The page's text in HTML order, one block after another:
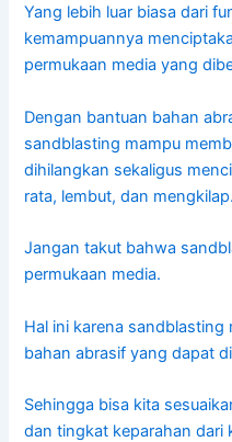
Yang lebih luar biasa dari
kemampuannya
permukaan media yang
Dengan bantuan bahan
sandblasting mampu
dihilangkan sekaligus
rata, lembut, dan mengkilap.
Jangan takut bahwa
permukaan media.
Hal ini karena
bahan abrasif yang dapat
Sehingga bisa kita
dan tingkat keparahan dari